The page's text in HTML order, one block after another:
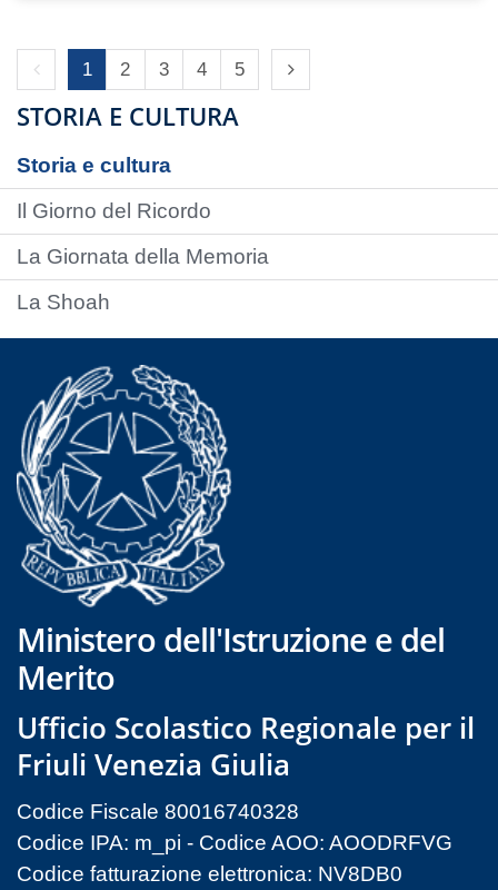
Previous page
1 2 3 4 5 Next page
STORIA E CULTURA
Storia e cultura
Il Giorno del Ricordo
La Giornata della Memoria
La Shoah
Ministero dell'Istruzione e del
Merito
Ufficio Scolastico Regionale per il
Friuli Venezia Giulia
Codice Fiscale 80016740328
Codice IPA: m_pi - Codice AOO: AOODRFVG
Codice fatturazione elettronica: NV8DB0